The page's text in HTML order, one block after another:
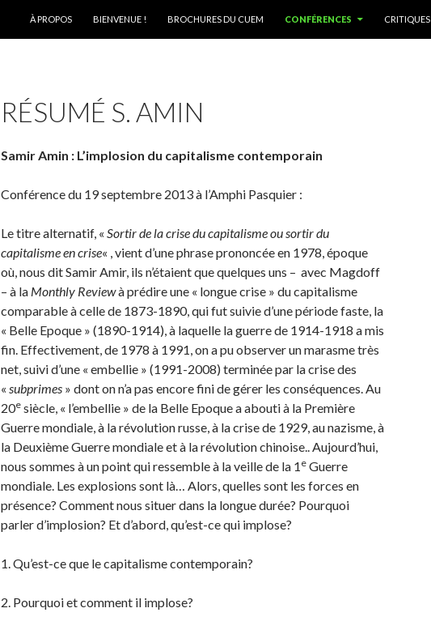
À PROPOS
BIENVENUE ! BROCHURES DU CUEM CONFÉRENCES CRITIQUES
RÉSUMÉ S. AMIN
Samir Amin : L’implosion du capitalisme contemporain
Conférence du 19 septembre 2013 à l’Amphi Pasquier :
Le titre alternatif, « Sortir de la crise du capitalisme ou sortir du
capitalisme en crise« , vient d’une phrase prononcée en 1978, époque
où, nous dit Samir Amir, ils n’étaient que quelques uns – avec Magdoff
– à la Monthly Reviewà prédire une « longue crise » du capitalisme
comparable à celle de 1873-1890, qui fut suivie d’une période faste, la
« Belle Epoque » (1890-1914), à laquelle la guerre de 1914-1918 a mis
fin. Effectivement, de 1978 à 1991, on a pu observer un marasme très
net, suivi d’une « embellie » (1991-2008) terminée par la crise des
« subprimes » dont on n’a pas encore fini de gérer les conséquences. Au
20e siècle, « l’embellie » de la Belle Epoque a abouti à la Pre­mière
Guerre mondiale, à la révolution russe, à la crise de 1929, au nazisme, à
la Deuxième Guerre mondiale et à la révolution chinoise.. Aujourd’hui,
nous sommes à un point qui ressemble à la veille de la 1 e Guerre
mondiale. Les explosions sont là… Alors, quelles sont les forces en
présence? Comment nous situer dans la longue durée? Pourquoi
parler d’implosion? Et d’abord, qu’est-ce qui implose?
1. Qu’est-ce que le capitalisme contemporain?
2. Pourquoi et comment il implose?